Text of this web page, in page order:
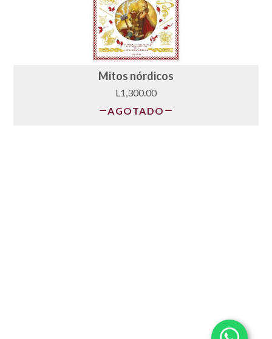
Mitos nórdicos
L1,300.00
AGOTADO